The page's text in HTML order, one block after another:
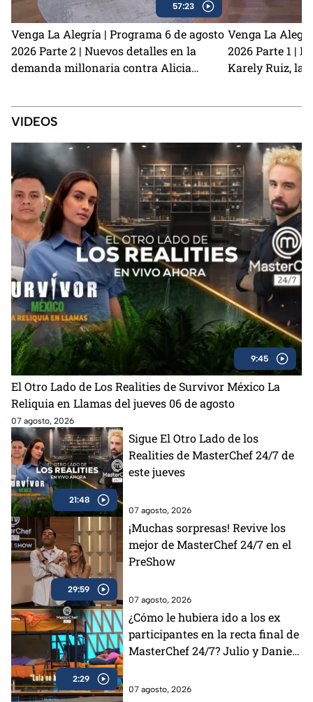
57:23
Venga La Alegría | Programa 6 de agosto
2026 Parte 2 | Nuevos detalles en la
demanda millonaria contra Alicia
2
Venga La
2026 Parte 1 |
Karely Ruiz, la
VIDEOS
9:45
El Otro Lado de Los Realities de Survivor México La
Reliquia en Llamas del jueves 06 de agosto
07 agosto, 2026
21:48
Sigue El Otro Lado de los
Realities de MasterChef 24/7 de
este jueves
07 agosto, 2026
29:59
¡Muchas sorpresas! Revive los
mejor de MasterChef 24/7 en el
PreShow
07 agosto, 2026
2:29
¿Cómo le hubiera ido a los ex
participantes en la recta final de
MasterChef 24/7? Julio y Daniela
07 agosto, 2026